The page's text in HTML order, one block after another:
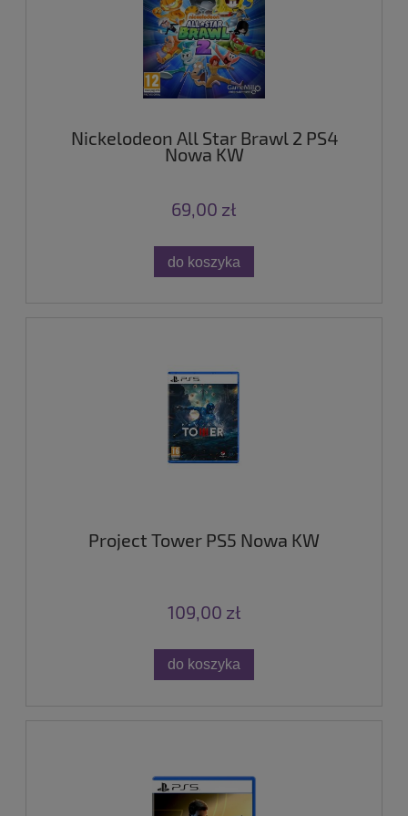
Nickelodeon All Star Brawl 2 PS4
Nowa KW
69,00 zł
do koszyka
Project Tower PS5 Nowa KW
109,00 zł
do koszyka